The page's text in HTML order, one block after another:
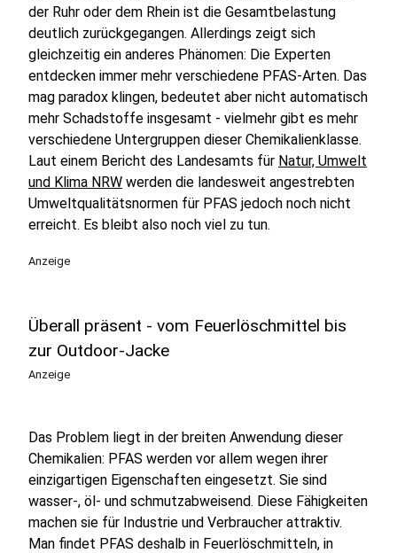
der Ruhr oder dem Rhein ist die Gesamtbelastung
deutlich zurückgegangen. Allerdings zeigt sich
gleichzeitig ein anderes Phänomen: Die Experten
entdecken immer mehr verschiedene PFAS-Arten. Das
mag paradox klingen, bedeutet aber nicht automatisch
mehr Schadstoffe insgesamt - vielmehr gibt es mehr
verschiedene Untergruppen dieser Chemikalienklasse.
Laut einem Bericht des Landesamts für Natur, Umwelt
und Klima NRW werden die landesweit angestrebten
Umweltqualitätsnormen für PFAS jedoch noch nicht
erreicht. Es bleibt also noch viel zu tun.
Anzeige
Überall präsent - vom Feuerlöschmittel bis
zur Outdoor-Jacke
Anzeige
Das Problem liegt in der breiten Anwendung dieser
Chemikalien: PFAS werden vor allem wegen ihrer
einzigartigen Eigenschaften eingesetzt. Sie sind
wasser-, öl- und schmutzabweisend. Diese Fähigkeiten
machen sie für Industrie und Verbraucher attraktiv.
Man findet PFAS deshalb in Feuerlöschmitteln, in